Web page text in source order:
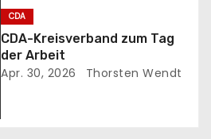
CDA
CDA-Kreisverband zum Tag
der Arbeit
Apr. 30, 2026 Thorsten Wendt